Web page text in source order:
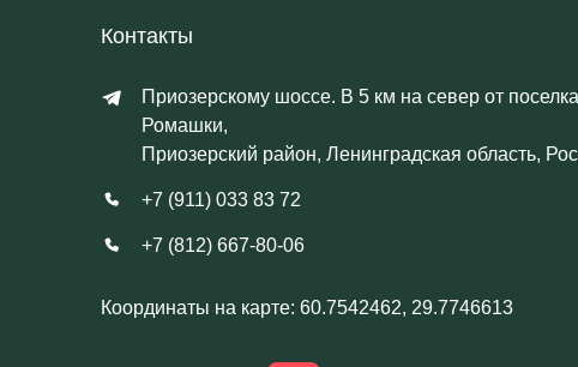
Контакты
Приозерскому шоссе. В 5 км на север от поселка
Ромашки,
Приозерский район, Ленинградская область,
+7 (911) 033 83 72
+7 (812) 667-80-06
Координаты на карте: 60.7542462, 29.7746613